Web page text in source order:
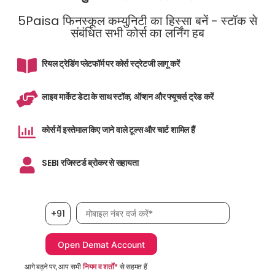
5Paisa फिनस्कूल कम्युनिटी का हिस्सा बनें - स्टॉक से
संबंधित सभी कोर्स का लर्निंग हब
रियल ट्रेडिंग प्लेटफॉर्म पर कोर्स स्ट्रेटजी लागू करें
लाइव मार्केट डेटा के साथ स्टॉक, ऑप्शन और फ्यूचर्स ट्रेड करें
कोर्स में इस्तेमाल किए जाने वाले टूल्स और चार्ट शामिल हैं
SEBI रजिस्टर्ड ब्रोकर से सहायता
+91 मोबाइल नंबर आवश्यक है
आगे बढ़ने पर, आप सभीनियम व शर्तों*से सहमत हैं